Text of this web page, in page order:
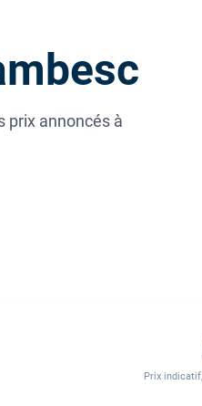
prix annoncés à
Prix